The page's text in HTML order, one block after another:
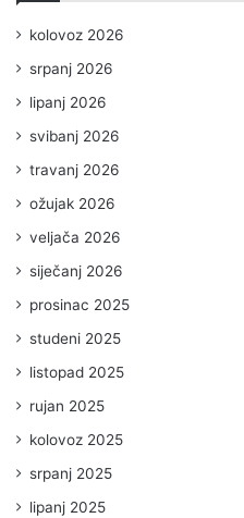
kolovoz 2026
srpanj 2026
lipanj 2026
svibanj 2026
travanj 2026
ožujak 2026
veljača 2026
siječanj 2026
prosinac 2025
studeni 2025
listopad 2025
rujan 2025
kolovoz 2025
srpanj 2025
lipanj 2025